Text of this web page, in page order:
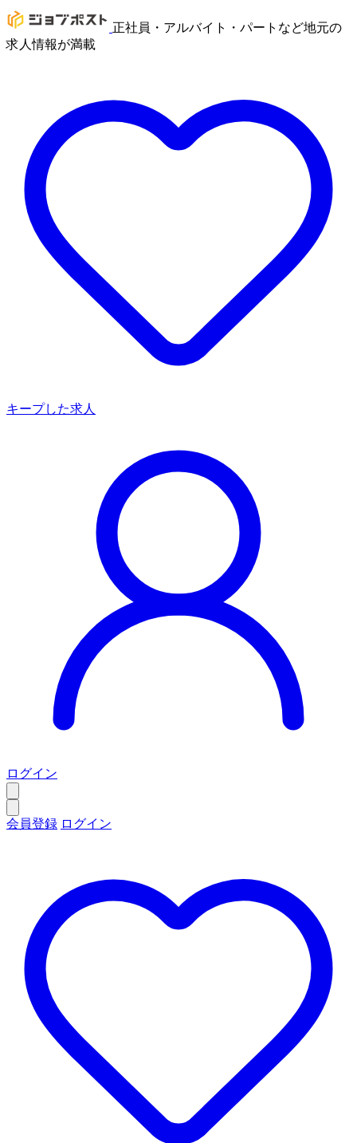
正社員・アルバイト・パートなど地元の
求人情報が満載
キープした求人
ログイン
会員登録 ログイン